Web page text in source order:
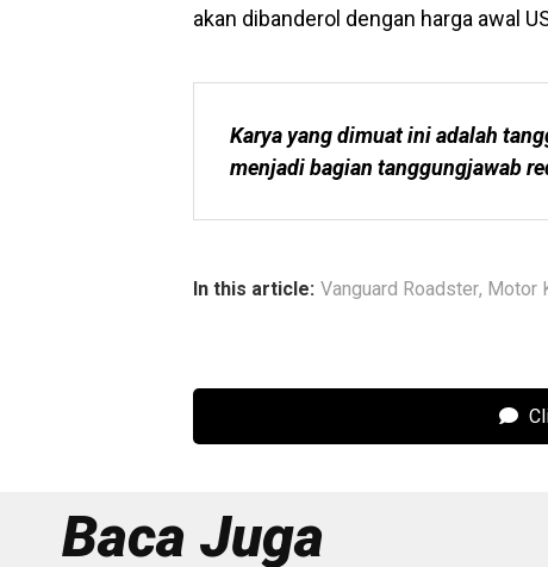
akan dibanderol dengan harga awal
Karya yang dimuat ini adalah
menjadi bagian tanggungjawab
In this article: Vanguard Roadster, Motor
Baca Juga